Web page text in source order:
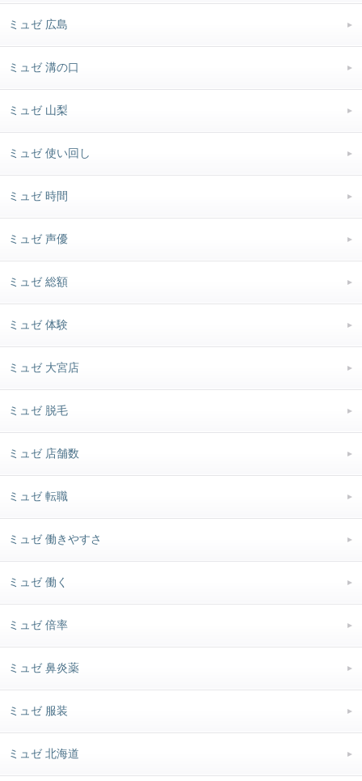
ミュゼ 広島
ミュゼ 溝の口
ミュゼ 山梨
ミュゼ 使い回し
ミュゼ 時間
ミュゼ 声優
ミュゼ 総額
ミュゼ 体験
ミュゼ 大宮店
ミュゼ 脱毛
ミュゼ 店舗数
ミュゼ 転職
ミュゼ 働きやすさ
ミュゼ 働く
ミュゼ 倍率
ミュゼ 鼻炎薬
ミュゼ 服装
ミュゼ 北海道